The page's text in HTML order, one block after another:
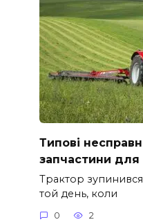
Типові
запчастини для
Трактор
той день, коли
0 2